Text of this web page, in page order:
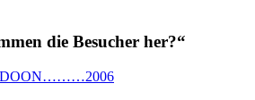
die Besucher her?“